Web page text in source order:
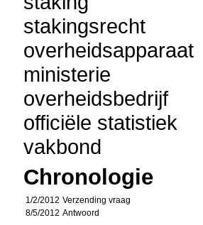
stakingsrecht
overheidsapparaat
ministerie
overheidsbedrijf
officiële statistiek
vakbond
Chronologie
1/2/2012 Verzending vraag
8/5/2012 Antwoord